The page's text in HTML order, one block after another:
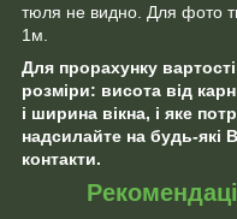
тюля не видно. Для фото
1м.
Для прорахунку
розміри: висота від
і ширина вікна, і яке
надсилайте на будь-які
контакти.